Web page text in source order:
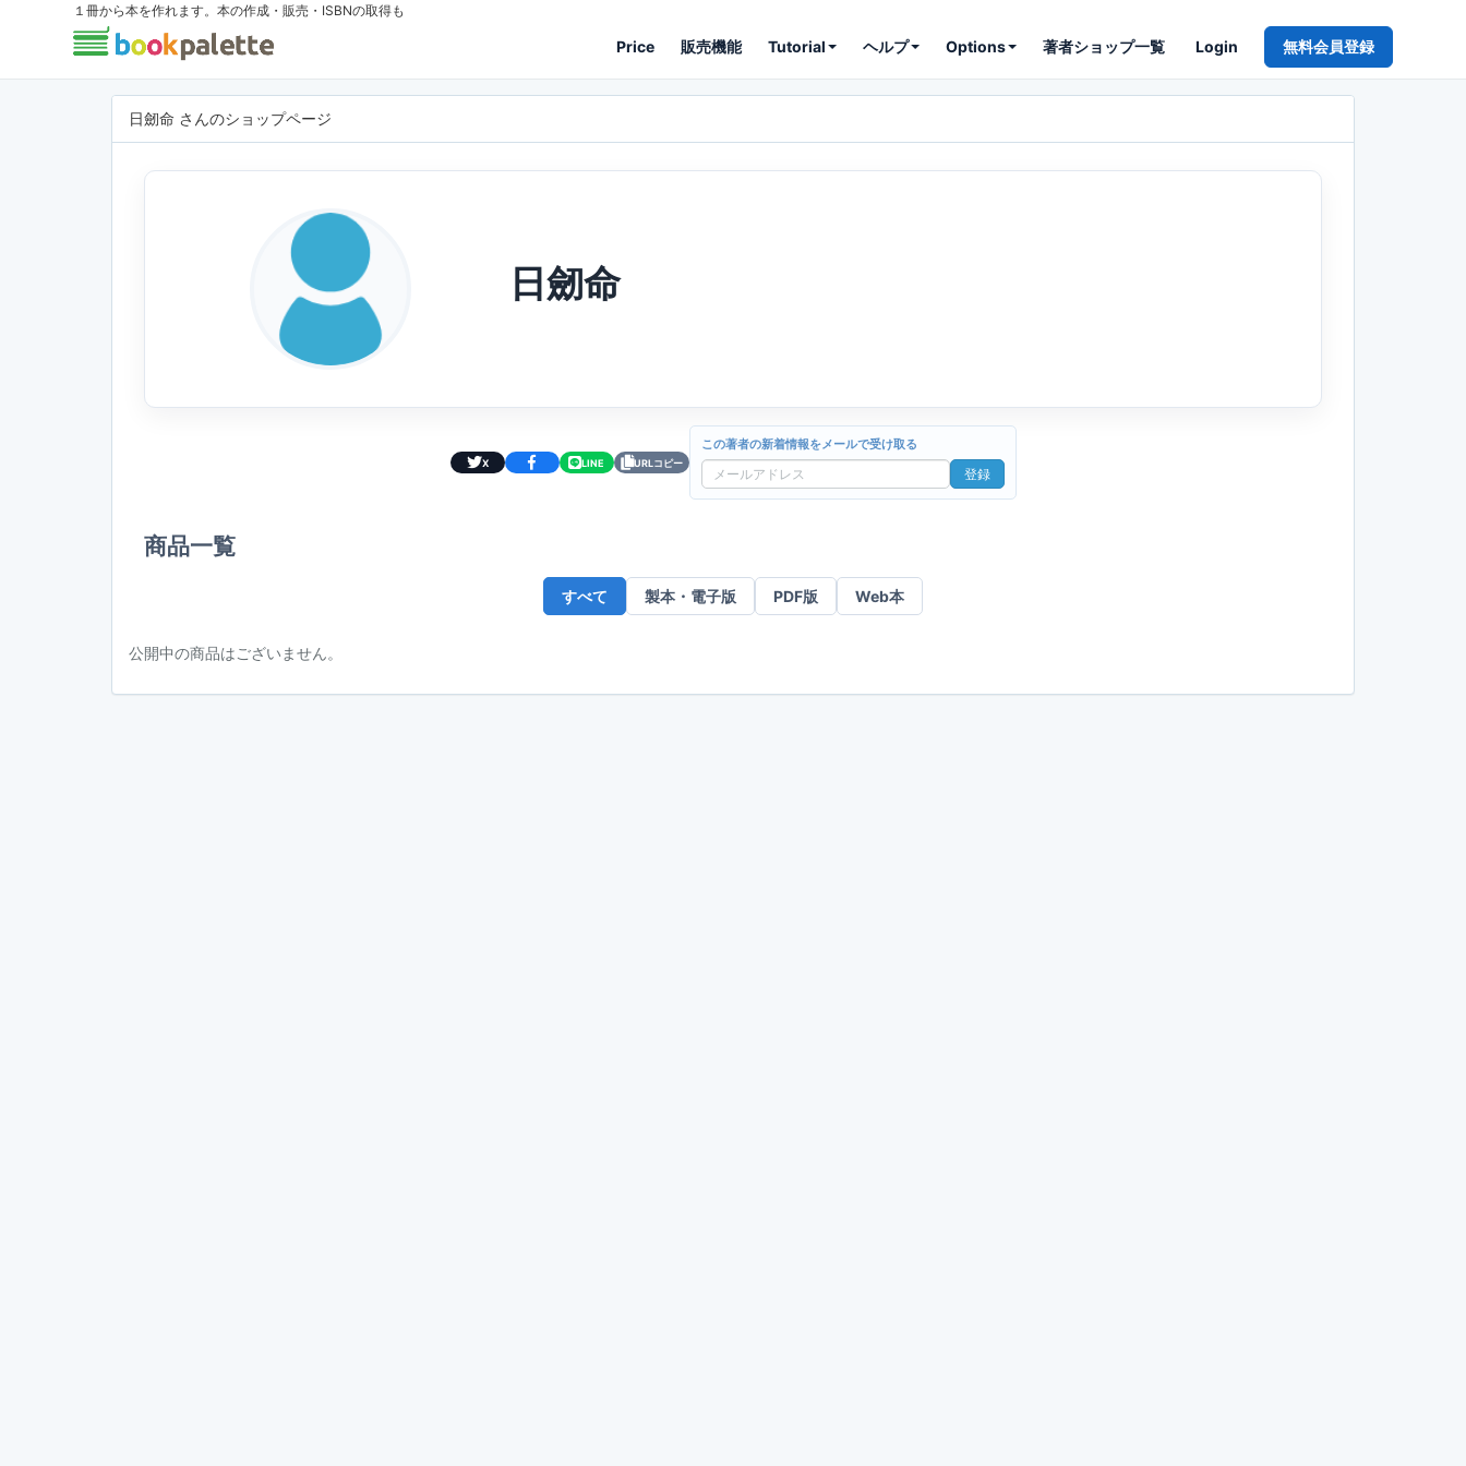
１冊から本を作れます。本の作成・販売・ISBNの取得も
Price 販売機能 Tutorial ヘルプ Options 著者ショップ一覧 Login 無料会員登録
日劒命 さんのショップページ
日劒命
X LINE URLコピー
この著者の新着情報をメールで受け取る
メ
ド
レ
登録
商品一覧
すべて 製本・電子版 PDF版 Web本
公開中の商品はございません。